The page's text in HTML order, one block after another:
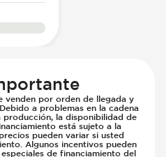
venden por orden de llegada y
a problemas en la cadena
producción, la disponibilidad de
está sujeto a la
pueden variar si usted
Algunos incentivos pueden
de financiamiento del